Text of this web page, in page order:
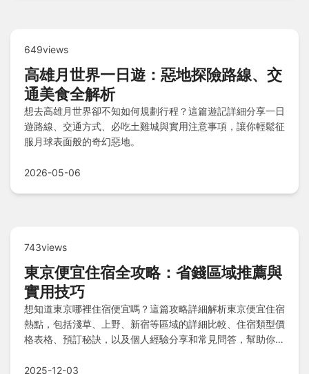
649views
高雄月世界一日遊：惡地探險路線、交
通美食全解析
想去高雄月世界卻不知如何規劃行程？這篇遊記詳細分享一日
遊路線、交通方式、必吃土雞城與實用注意事項，讓你輕鬆征
服月球表面般的奇幻惡地。
2026-05-06
743views
東京便宜住宿全攻略：省錢區域推薦與
實用技巧
想知道東京哪裡住宿便宜嗎？這篇攻略詳細解析東京便宜住宿
熱點，包括淺草、上野、新宿等區域的詳細比較、住宿類型價
格表格、預訂秘訣，以及個人經驗分享和常見問答，幫助你輕
2025-12-03